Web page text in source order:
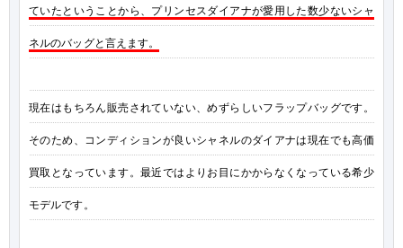
ていたということから、プリンセスダイアナが愛用した数少ないシャ
ネルのバッグと言えます。
現在はもちろん販売されていない、めずらしいフラップバッグです。
そのため、コンディションが良いシャネルのダイアナは現在でも高価
買取となっています。最近ではよりお目にかからなくなっている希少
モデルです。